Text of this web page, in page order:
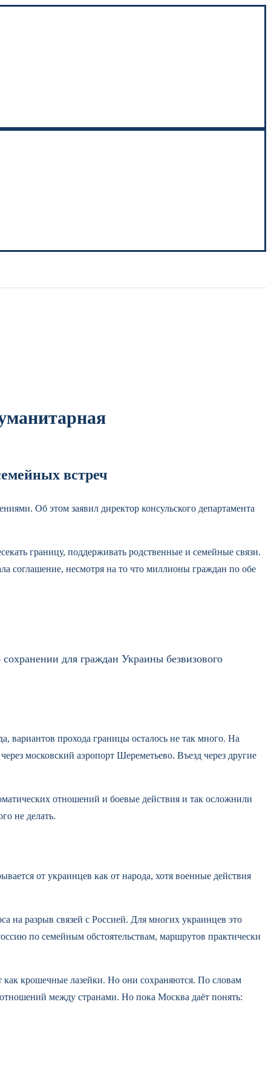
встреч
Об этом заявил директор консульского департамента
границу, поддерживать родственные и семейные связи.
соглашение, несмотря на то что миллионы граждан по обе
для граждан Украины безвизового
вариантов прохода границы осталось не так много. На
московский аэропорт Шереметьево. Въезд через другие
отношений и боевые действия и так осложнили
не делать.
от украинцев как от народа, хотя военные действия
на разрыв связей с Россией. Для многих украинцев это
по семейным обстоятельствам, маршрутов практически
крошечные лазейки. Но они сохраняются. По словам
между странами. Но пока Москва даёт понять: